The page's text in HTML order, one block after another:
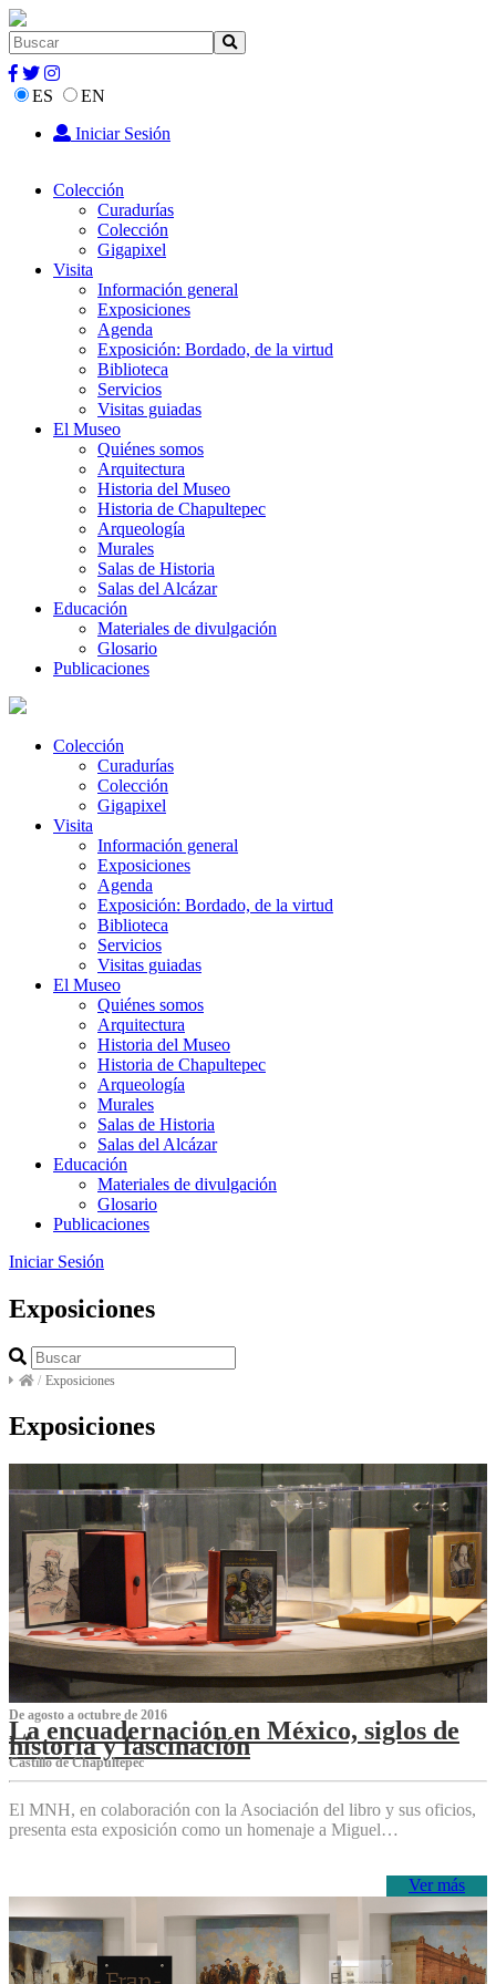
ES
EN
Iniciar Sesión
Colección
Curadurías
Colección
Gigapixel
Visita
Información general
Exposiciones
Agenda
Exposición: Bordado, de la virtud
Biblioteca
Servicios
Visitas guiadas
El Museo
Quiénes somos
Arquitectura
Historia del Museo
Historia de Chapultepec
Arqueología
Murales
Salas de Historia
Salas del Alcázar
Educación
Materiales de divulgación
Glosario
Publicaciones
Colección
Curadurías
Colección
Gigapixel
Visita
Información general
Exposiciones
Agenda
Exposición: Bordado, de la virtud
Biblioteca
Servicios
Visitas guiadas
El Museo
Quiénes somos
Arquitectura
Historia del Museo
Historia de Chapultepec
Arqueología
Murales
Salas de Historia
Salas del Alcázar
Educación
Materiales de divulgación
Glosario
Publicaciones
Iniciar Sesión
Exposiciones
/ Exposiciones
Exposiciones
De agosto a octubre de 2016
La encuadernación en México, siglos de
historia y fascinación
Castillo de Chapultepec
El MNH, en colaboración con la Asociación del libro y sus oficios,
presenta esta exposición como un homenaje a Miguel…
Ver más